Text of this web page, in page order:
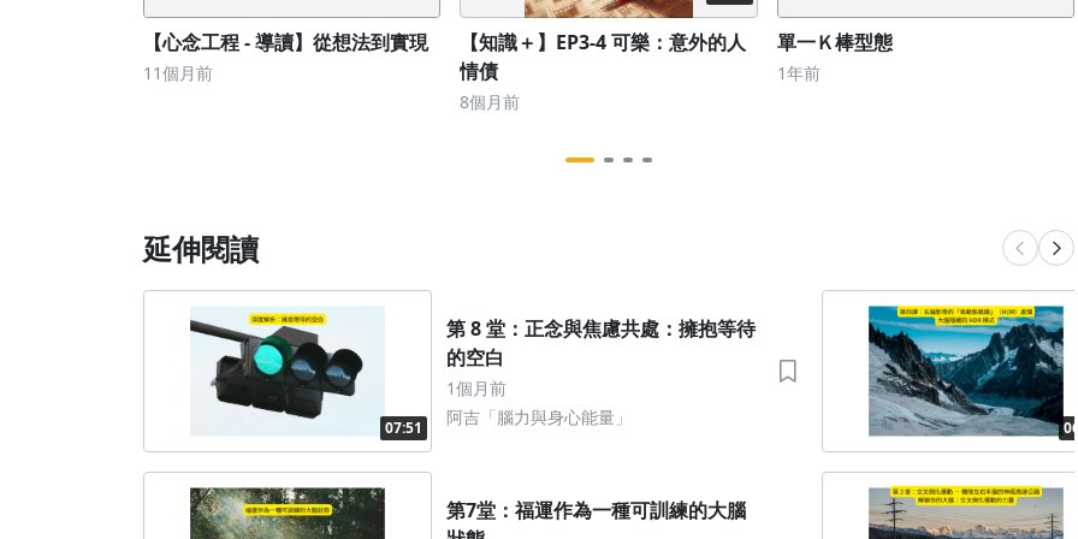
【心念工程 - 導讀】從想法到實現
11個月前
【知識＋】EP3-4 可樂：意外的人
情債
8個月前
單一Ｋ棒型態
1年前
延伸閱讀
07:51
第 8 堂：正念與焦慮共處：擁抱等待
的空白
1個月前
阿吉「腦力與身心能量」
第7堂：福運作為一種可訓練的大腦